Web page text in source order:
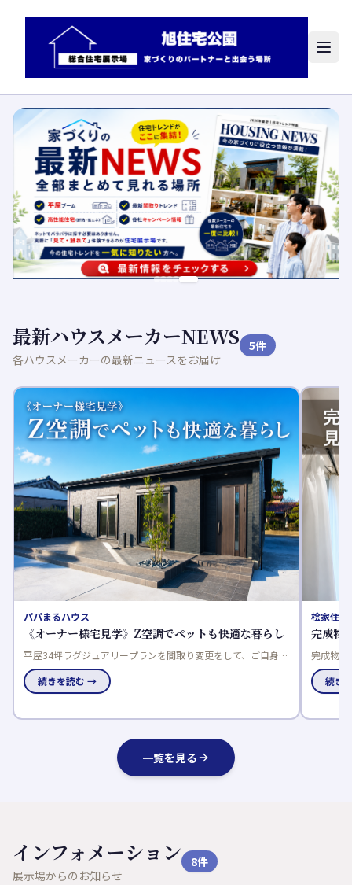
最新ハウスメーカーNEWS
各ハウスメーカーの最新ニュースをお届け
5件
桧家住宅
完成物
完成物件
調搭載
ドリール
続き
パパまるハウス
《オーナー様宅見学》Z空調でペットも快適な暮らし
平屋34坪ラグジュアリープランを間取り変更をして、ご自身の
快適な空間を作られました。 ペットと一緒に過ごすのに最適
な「Z空調」と一緒に体感ください！
続きを読む →
一覧を見る
インフォメーション
展示場からのお知らせ
8件